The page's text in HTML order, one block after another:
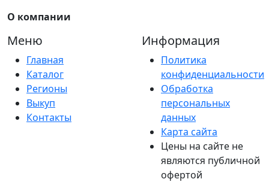
О компании
Меню
Главная
Каталог
Регионы
Выкуп
Контакты
Информация
Политика
конфиденциальности
Обработка
персональных
данных
Карта сайта
Цены на сайте не
являются публичной
офертой